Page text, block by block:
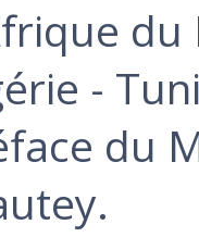
du
-
du